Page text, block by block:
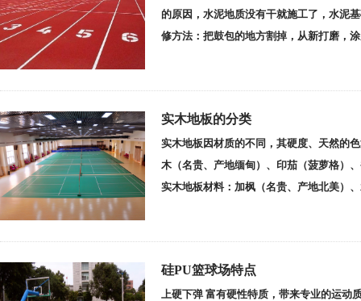
的原因，水泥地质没有干就施工了，水泥
修方法：把鼓包的地方割掉，从新打磨，
实木地板的分类
实木地板因材质的不同，其硬度、天然的
木（名贵、产地缅甸）、印茄（菠萝格）
实木地板材料：加枫（名贵、产地北美）
硅PU篮球场特点
上硬下弹 富有硬性特质，带来专业的运动